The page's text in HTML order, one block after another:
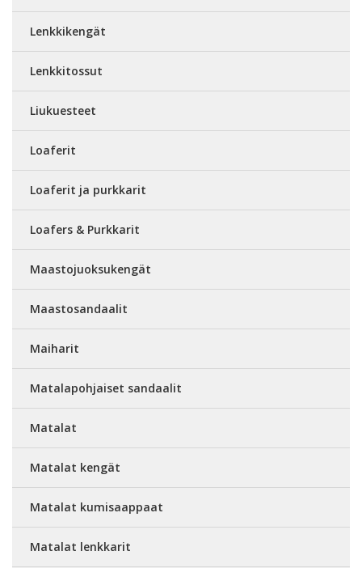
Lenkkikengät
Lenkkitossut
Liukuesteet
Loaferit
Loaferit ja purkkarit
Loafers & Purkkarit
Maastojuoksukengät
Maastosandaalit
Maiharit
Matalapohjaiset sandaalit
Matalat
Matalat kengät
Matalat kumisaappaat
Matalat lenkkarit